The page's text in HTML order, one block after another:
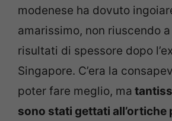
modenese ha dovuto
amarissimo, non riuscendo
risultati di spessore dopo
Singapore. C’era la
poter fare meglio, ma
sono stati gettati all’ortiche